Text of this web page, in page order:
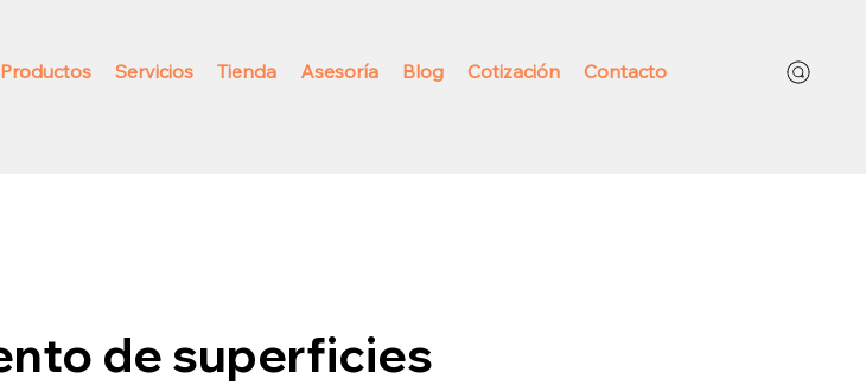
Productos Servicios Tienda Asesoría Blog Cotización Contacto
de superficies